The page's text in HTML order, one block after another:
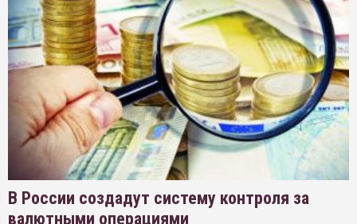
В России создадут систему контроля за
валютными операциями